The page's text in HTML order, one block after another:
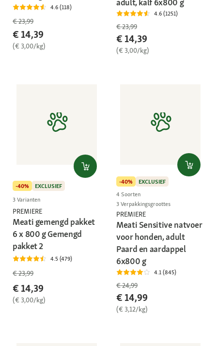
4.6 (118)
€ 23,99
€ 14,39
(€ 3,00/kg)
4.6 (1251)
€ 23,99
€ 14,39
(€ 3,00/kg)
-40%
EXCLUSIEF
3 Varianten
PREMIERE
Meati gemengd pakket
6 x 800 g Gemengd
pakket 2
4.5 (479)
€ 23,99
€ 14,39
(€ 3,00/kg)
-40%
EXCLUSIEF
4 Soorten
3 Verpakkingsgroottes
PREMIERE
Meati Sensitive natvoer
voor honden, adult
Paard en aardappel
6x800 g
4.1 (845)
€ 24,99
€ 14,99
(€ 3,12/kg)